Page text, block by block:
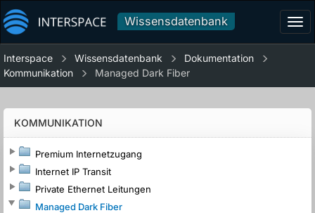
Wissensdatenbank
Interspace Wissensdatenbank
Dokumentation
Kommunikation
Managed Dark Fiber
KOMMUNIKATION
Premium Internetzugang
Internet IP Transit
Private Ethernet Leitungen
Managed Dark Fiber